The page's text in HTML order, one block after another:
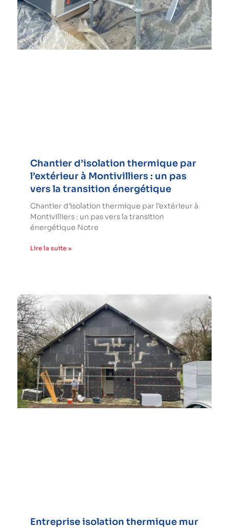
Chantier d’isolation thermique par
l’extérieur à Montivilliers : un pas
vers la transition énergétique
Chantier d’isolation thermique par l’extérieur à
Montivilliers : un pas vers la transition
énergétique Notre
Lire la suite »
Entreprise isolation thermique mur